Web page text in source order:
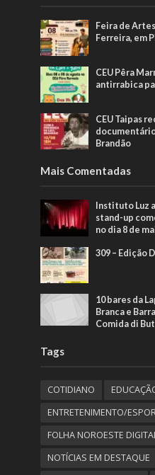
Feira de
Ferreira, em
CEU Pêra
antirrabica
CEU Taipas
documentário
Brandão
Mais Comentadas
Instituto Luz
stand-up
no dia 8 de
309 – Edição
10 bares da
Branca e
Comida di
Tags
COTIDIANO
ENTRETENIMENTO/
FOLHA NOROESTE
NOTÍCIAS EM DESTAQUE